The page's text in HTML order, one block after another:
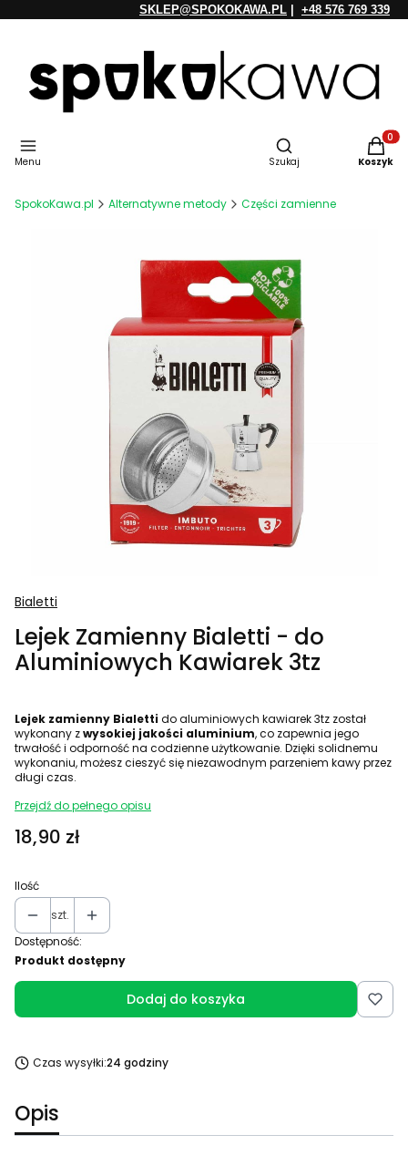
SKLEP@SPOKOKAWA.PL +48 576 769 339
Menu
Otwórz wyszukiwarkę
Szukaj Koszyk
SpokoKawa.pl Alternatywne metody Części zamienne
Bialetti
Lejek Zamienny Bialetti - do
Aluminiowych Kawiarek 3tz
Lejek zamienny Bialetti do aluminiowych kawiarek 3tz został
wykonany zwysokiej jakości aluminium, co zapewnia jego
trwałość i odporność na codzienne użytkowanie. Dzięki solidnemu
wykonaniu, możesz cieszyć się niezawodnym parzeniem kawy przez
długi czas.
Przejdź do pełnego opisu
Cena
18,90 zł
Ilość
szt.
Dostępność:
Produkt dostępny
Dodaj do koszyka
Czas wysyłki:24 godziny
Opis